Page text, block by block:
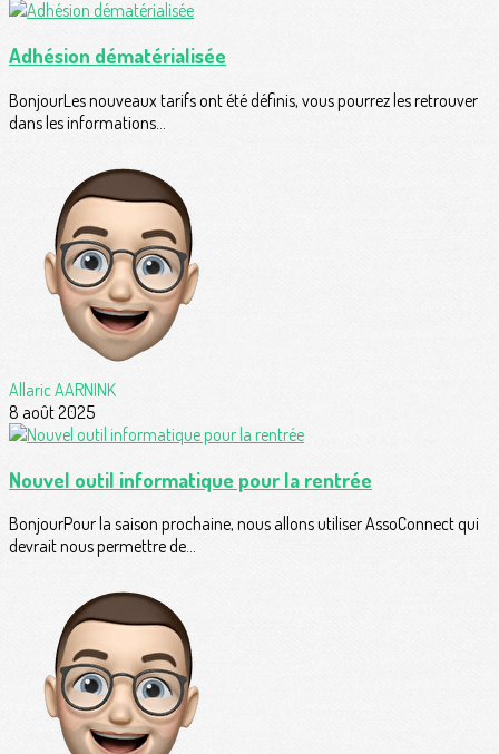
Adhésion dématérialisée
BonjourLes nouveaux tarifs ont été définis, vous pourrez les retrouver
dans les informations...
Allaric AARNINK
8 août 2025
Nouvel outil informatique pour la rentrée
BonjourPour la saison prochaine, nous allons utiliser AssoConnect qui
devrait nous permettre de...